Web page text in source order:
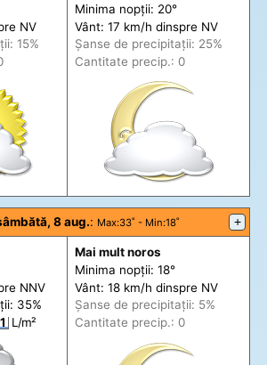
NV
: 15%
Minima nopții: 20°
Vânt: 17 km/h dinspre NV
Șanse de precipitații: 25%
Cantitate precip.: 0
8 aug.: Max:33˚ - Min:18˚ +
NNV
: 35%
L/m²
Mai mult noros
Minima nopții: 18°
Vânt: 18 km/h dinspre NV
Șanse de precipitații: 5%
Cantitate precip.: 0